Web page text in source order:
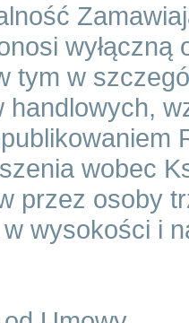
tym w
handlowych,
wobec
przez osoby
wysokości i